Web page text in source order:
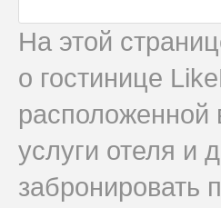
На этой
о гостинице
услуги отеля и
забронировать